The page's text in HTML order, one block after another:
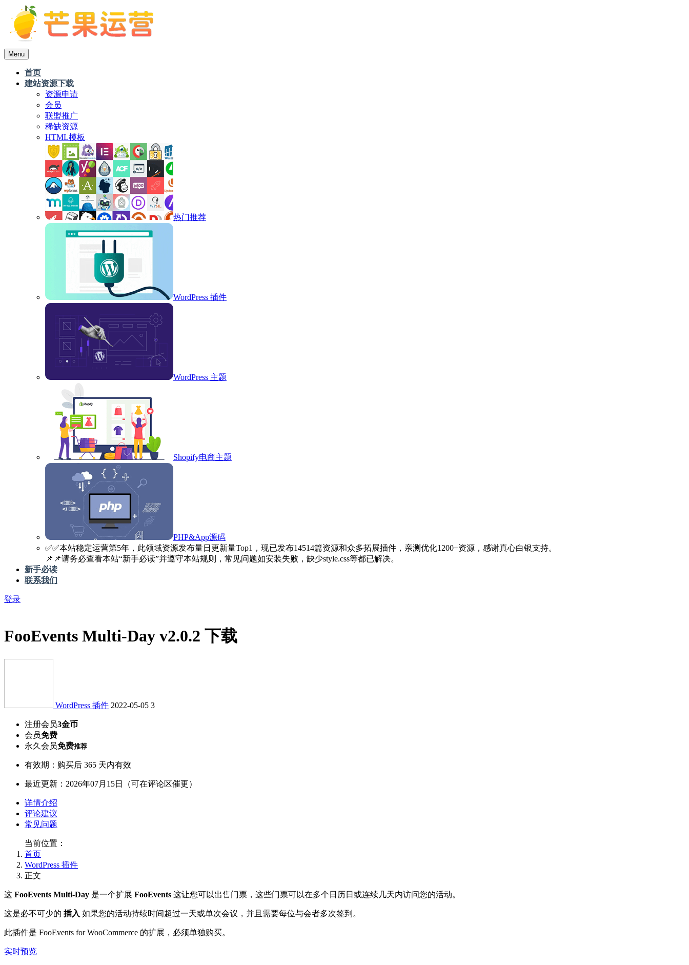
Menu
首页
建站资源下载
资源申请
会员
联盟推广
稀缺资源
HTML模板
热门推荐
WordPress 插件
WordPress 主题
Shopify电商主题
PHP&App源码
✅️✅️本站稳定运营第5年，此领域资源发布量日更新量Top1，现已发布14514篇资源和众多拓展插件，亲测优化1200+资源，感谢真心白银支持。
📌📌请务必查看本站“新手必读”并遵守本站规则，常见问题如安装失败，缺少style.css等都已解决。
新手必读
联系我们
登录
FooEvents Multi-Day v2.0.2 下载
WordPress 插件 2022-05-05 3
注册会员3金币
会员免费
永久会员免费推荐
有效期：购买后 365 天内有效
最近更新：2026年07月15日（可在评论区催更）
详情介绍
评论建议
常见问题
当前位置：
首页
WordPress 插件
正文
这 FooEvents Multi-Day 是一个扩展 FooEvents 这让您可以出售门票，这些门票可以在多个日历日或连续几天内访问您的活动。
这是必不可少的 插入 如果您的活动持续时间超过一天或单次会议，并且需要每位与会者多次签到。
此插件是 FooEvents for WooCommerce 的扩展，必须单独购买。
实时预览